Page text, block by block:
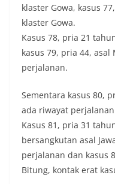
klaster Gowa, kasus
klaster Gowa.
Kasus 78, pria 21
kasus 79, pria 44,
perjalanan.
Sementara kasus 80,
ada riwayat
Kasus 81, pria 31
bersangkutan asal
perjalanan dan kasus
Bitung, kontak erat